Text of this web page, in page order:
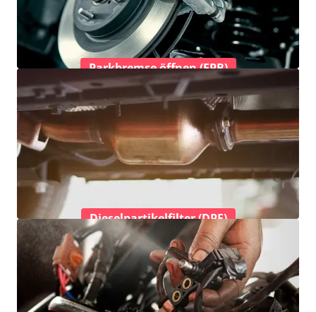
Parkbremse öffnen (EPB)
Dieselpartikelfilter (DPF)